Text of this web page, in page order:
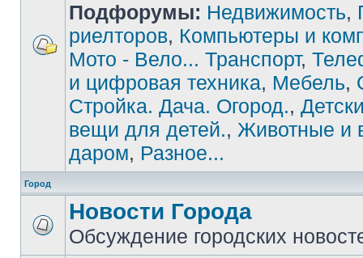
Подфорумы: Недвижимость,
риелторов, Компьютеры и
Мото - Вело... Транспорт,
и цифровая техника, Мебель,
Стройка. Дача. Огород.,
вещи для детей., Животные и
даром, Разное...
Город
Новости Города
Обсуждение городских